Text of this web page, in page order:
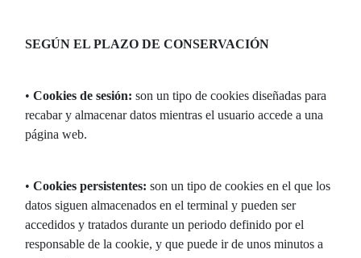
SEGÚN EL PLAZO DE CONSERVACIÓN
• Cookies de sesión: son un tipo de cookies diseñadas para
recabar y almacenar datos mientras el usuario accede a una
página web.
• Cookies persistentes: son un tipo de cookies en el que los
datos siguen almacenados en el terminal y pueden ser
accedidos y tratados durante un periodo definido por el
responsable de la cookie, y que puede ir de unos minutos a